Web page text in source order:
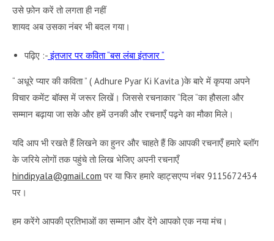
उसे फ़ोन करें तो लगता ही नहीं
शायद अब उसका नंबर भी बदल गया।
पढ़िए :-इंतजार पर कविता “बस लंबा इंतजार “
“ अधूरे प्यार की कविता ” ( Adhure Pyar Ki Kavita )के बारे में कृपया अपने
विचार कमेंट बॉक्स में जरूर लिखें। जिससे रचनाकार “दिल “का हौसला और
सम्मान बढ़ाया जा सके और हमें उनकी और रचनाएँ पढ़ने का मौका मिले।
यदि आप भी रखते हैं लिखने का हुनर और चाहते हैं कि आपकी रचनाएँ हमारे ब्लॉग
के जरिये लोगों तक पहुंचे तो लिख भेजिए अपनी रचनाएँ
hindipyala@gmail.com पर या फिर हमारे व्हाट्सएप्प नंबर 9115672434
पर।
हम करेंगे आपकी प्रतिभाओं का सम्मान और देंगे आपको एक नया मंच।